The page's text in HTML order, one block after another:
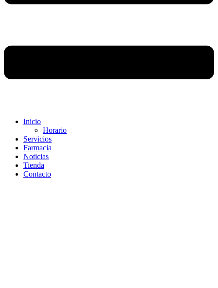
Inicio
Horario
Servicios
Farmacia
Noticias
Tienda
Contacto